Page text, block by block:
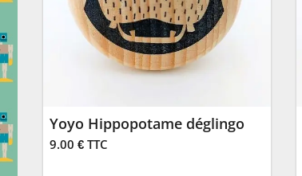
Yoyo Hippopotame déglingo
9.00 € TTC